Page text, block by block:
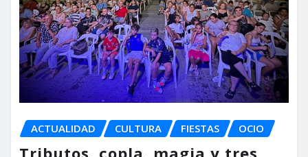
ACTUALIDAD CULTURA FIESTAS OCIO